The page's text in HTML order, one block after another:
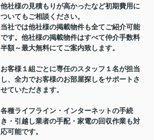
他社様の見積もりが高かったなど初期費用に
ついてもご相談ください。
当社では他社様の掲載物件も全てご紹介可能
です。他社様の掲載物件はすべて仲介手数料
半額～最大無料にてご案内致します。
お客様１組ごとに専任のスタッフ１名が担当
し、全力でお客様のお部屋探しをサポートさ
せていただきます。
各種ライフライン・インターネットの手続
き・引越し業者の手配・家電の回収作業も対
応可能です。